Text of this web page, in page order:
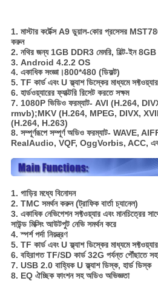
1. মাস্টার কর্টেক্স A9 ডুয়াল-কোর প্রসেসর
করুন
2. নথির জন্য 1GB DDR3 মেমরি, বিল্ট-ইন 8GB
3. Android 4.2.2 OS
4. একাধিক সংজ্ঞা।800*480 (ডিফল্ট)
5. TF কার্ড এবং U ফ্ল্যাশ ডিস্কের মাধ্যমে
6. হার্ডওয়্যারের ফ্যাক্টরি রিসেট করতে সক্ষম
7. 1080P ভিডিও ফরম্যাট- AVI (H.264,
rmvb);MKV (H.264, MPEG, DIVX,
(H.264, H.263)
8. সম্পূর্ণরূপে সম্পূর্ণ অডিও ফরম্যাট- WAVE,
RealAudio, VQF, OggVorbis, ACC,
1. গাড়ির মধ্যে বিনোদন
2. TMC সমর্থন করুন (ট্রাফিক বার্তা চ্যানেল)
3. একাধিক নেভিগেশন সফ্টওয়্যার এবং মানচিত্রের
সাউন্ড মিক্সিং আউটপুট নেভি সমর্থন করে
4. স্পর্শ পর্দা নিয়ন্ত্রণ
5. TF কার্ড এবং U ফ্ল্যাশ ডিস্কের মাধ্যমে
6. বহিরাগত TF/SD কার্ড 32G পর্যন্ত পৌঁছাতে
7. USB 2.0 বাহ্যিক U ফ্ল্যাশ ডিস্ক, হার্ড ডিস্ক
8. EQ ঐচ্ছিক ফাংশন সহ অডিও অভিজ্ঞতা